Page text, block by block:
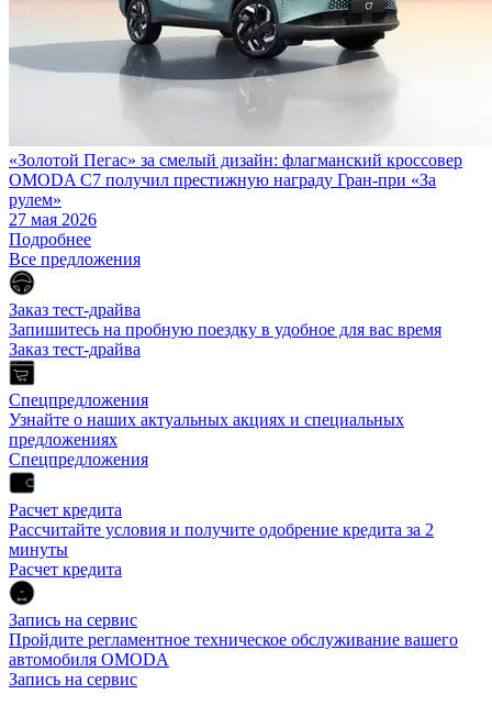
«Золотой Пегас» за смелый дизайн: флагманский кроссовер
OMODA C7 получил престижную награду Гран-при «За
рулем»
27 мая 2026
Подробнее
Все предложения
Заказ тест-драйва
Запишитесь на пробную поездку в удобное для вас время
Заказ тест-драйва
Спецпредложения
Узнайте о наших актуальных акциях и специальных
предложениях
Спецпредложения
Расчет кредита
Рассчитайте условия и получите одобрение кредита за 2
минуты
Расчет кредита
Запись на сервис
Пройдите регламентное техническое обслуживание вашего
автомобиля OMODA
Запись на сервис